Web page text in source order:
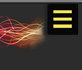
-
-
-